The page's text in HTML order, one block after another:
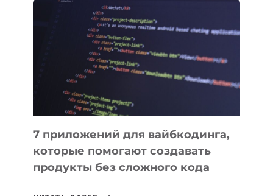
ПОЛЕЗНЫХ
ИНСТРУМЕНТОВ
ДЛЯ
РАБОТЫ
7 приложений для вайбкодинга,
которые помогают создавать
продукты без сложного кода
7